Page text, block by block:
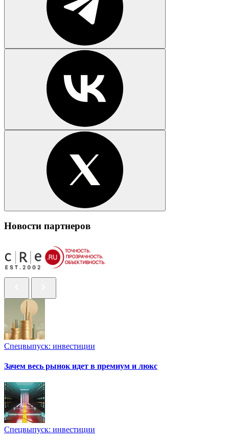
Новости партнеров
Спецвыпуск: инвестиции
Зачем весь рынок идет в премиум и люкс
Спецвыпуск: инвестиции